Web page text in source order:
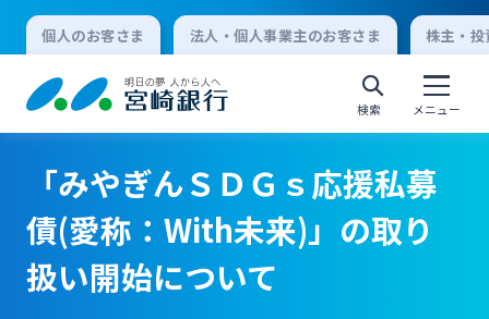
個人のお客さま 法人・個人事業主のお客さま 株主・
検索 メニュー
個人向けインターネットバンキング
ログオン
「みやぎんＳＤＧｓ応援私募
債(愛称：With未来)」の取り
扱い開始について